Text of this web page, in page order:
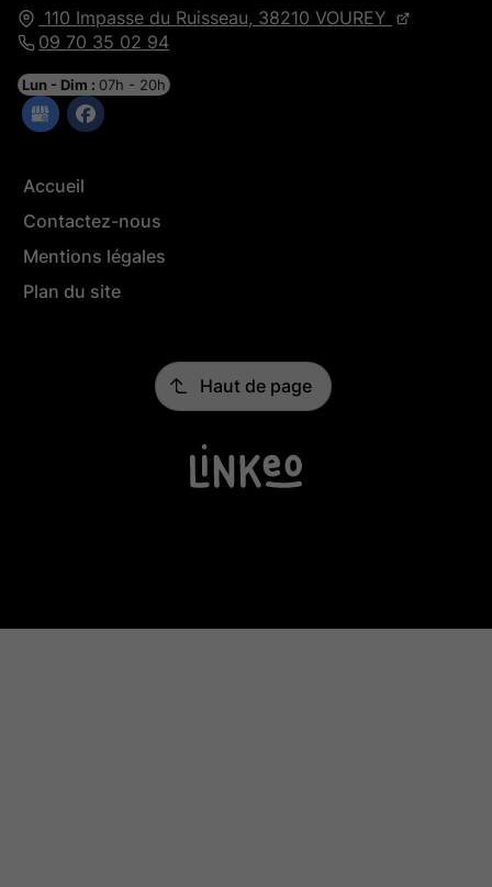
110 Impasse du Ruisseau, 38210 VOUREY
09 70 35 02 94
Lun - Dim : 07h - 20h
Accueil
Contactez-nous
Mentions légales
Plan du site
Haut de page